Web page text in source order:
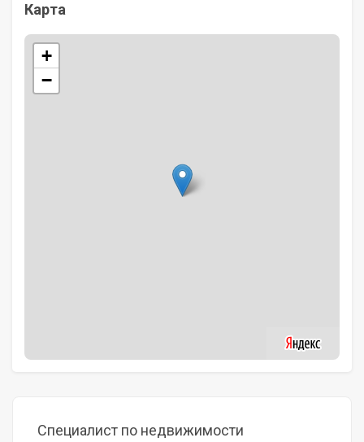
Карта
+
−
Специалист по недвижимости